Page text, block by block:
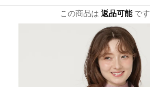
この商品は 返品可能 です